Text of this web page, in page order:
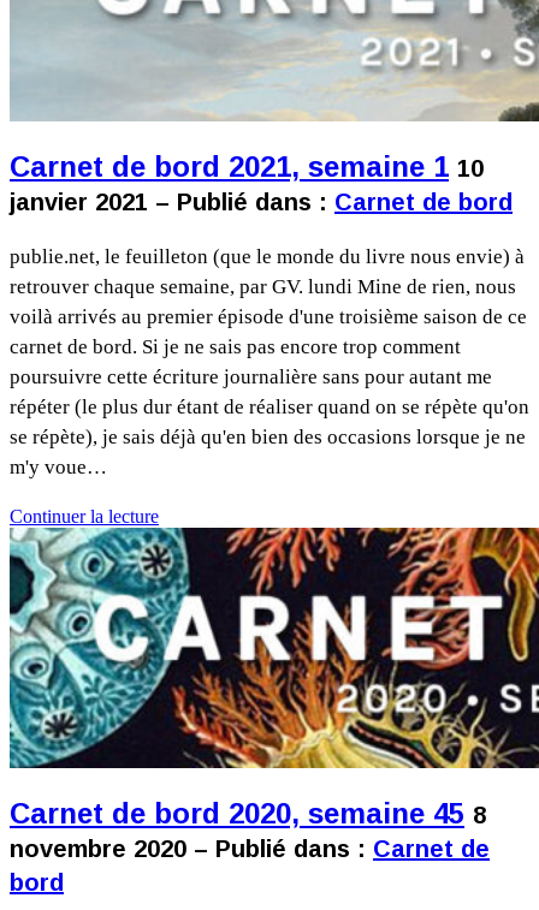
Carnet de bord 2021, semaine 1 10
janvier 2021 – Publié dans : Carnet de bord
publie.net, le feuilleton (que le monde du livre nous envie) à
retrouver chaque semaine, par GV. lundi Mine de rien, nous
voilà arrivés au premier épisode d'une troisième saison de ce
carnet de bord. Si je ne sais pas encore trop comment
poursuivre cette écriture journalière sans pour autant me
répéter (le plus dur étant de réaliser quand on se répète qu'on
se répète), je sais déjà qu'en bien des occasions lorsque je ne
m'y voue…
Continuer la lecture
Carnet de bord 2020, semaine 45 8
novembre 2020 – Publié dans : Carnet de
bord